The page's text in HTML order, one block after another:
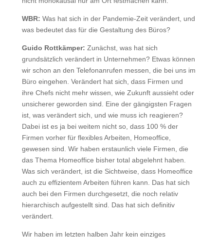
WBR: Was hat sich in der Pandemie-Zeit verändert, und
was bedeutet das für die Gestaltung des Büros?
Guido Rottkämper: Zunächst, was hat sich
grundsätzlich verändert in Unternehmen? Etwas können
wir schon an den Telefonanrufen messen, die bei uns im
Büro eingehen. Verändert hat sich, dass Firmen und
ihre Chefs nicht mehr wissen, wie Zukunft aussieht oder
unsicherer geworden sind. Eine der gängigsten Fragen
ist, was verändert sich, und wie muss ich reagieren?
Dabei ist es ja bei weitem nicht so, dass 100 % der
Firmen vorher für flexibles Arbeiten, Homeoffice,
gewesen sind. Wir haben erstaunlich viele Firmen, die
das Thema Homeoffice bisher total abgelehnt haben.
Was sich verändert, ist die Sichtweise, dass Homeoffice
auch zu effizientem Arbeiten führen kann. Das hat sich
auch bei den Firmen durchgesetzt, die noch relativ
hierarchisch aufgestellt sind. Das hat sich definitiv
verändert.
Wir haben im letzten halben Jahr kein einziges